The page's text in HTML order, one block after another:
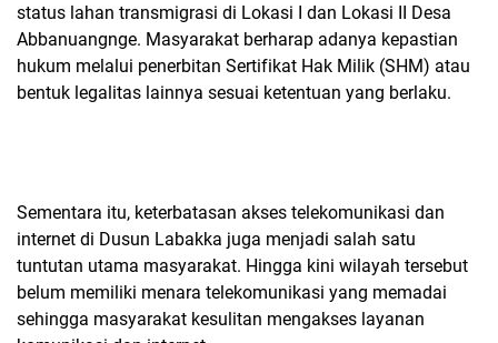
status lahan transmigrasi di Lokasi I dan Lokasi II Desa
Abbanuangnge. Masyarakat berharap adanya kepastian
hukum melalui penerbitan Sertifikat Hak Milik (SHM) atau
bentuk legalitas lainnya sesuai ketentuan yang berlaku.
Sementara itu, keterbatasan akses telekomunikasi dan
internet di Dusun Labakka juga menjadi salah satu
tuntutan utama masyarakat. Hingga kini wilayah tersebut
belum memiliki menara telekomunikasi yang memadai
sehingga masyarakat kesulitan mengakses layanan